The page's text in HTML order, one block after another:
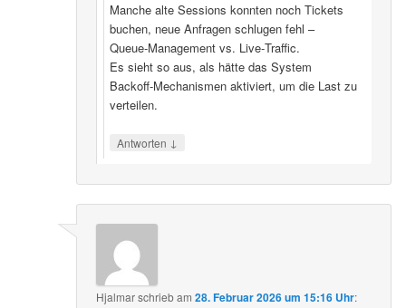
Manche alte Sessions konnten noch Tickets
buchen, neue Anfragen schlugen fehl –
Queue‑Management vs. Live‑Traffic.
Es sieht so aus, als hätte das System
Backoff‑Mechanismen aktiviert, um die Last zu
verteilen.
Antworten ↓
Hjalmarschriebam28. Februar 2026 um 15:16 Uhr: